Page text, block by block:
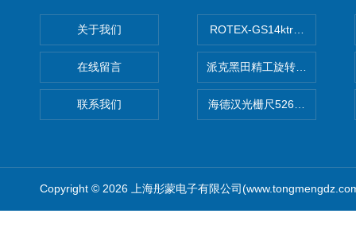
关于我们
在线留言
联系我们
ROTEX-GS14ktr梅花连轴器
派克黑田精工旋转气缸
海德汉光栅尺526974-09
Copyright © 2026 上海彤蒙电子有限公司